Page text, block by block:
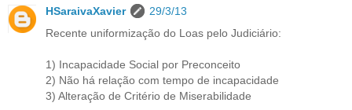
HSaraivaXavier
29/3/13
Recente uniformização do Loas pelo Judiciário:
1) Incapacidade Social por Preconceito
2) Não há relação com tempo de incapacidade
3) Alteração de Critério de Miserabilidade